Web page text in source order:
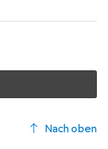
Nach oben